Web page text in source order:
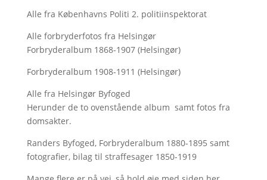
Alle fra Københavns Politi 2. politiinspektorat
Alle forbryderfotos fra Helsingør
Forbryderalbum 1868-1907 (Helsingør)
Forbryderalbum 1908-1911 (Helsingør)
Alle fra Helsingør Byfoged
Herunder de to ovenstående album samt fotos fra
domsakter.
Randers Byfoged, Forbryderalbum 1880-1895 samt
fotografier, bilag til straffesager 1850-1919